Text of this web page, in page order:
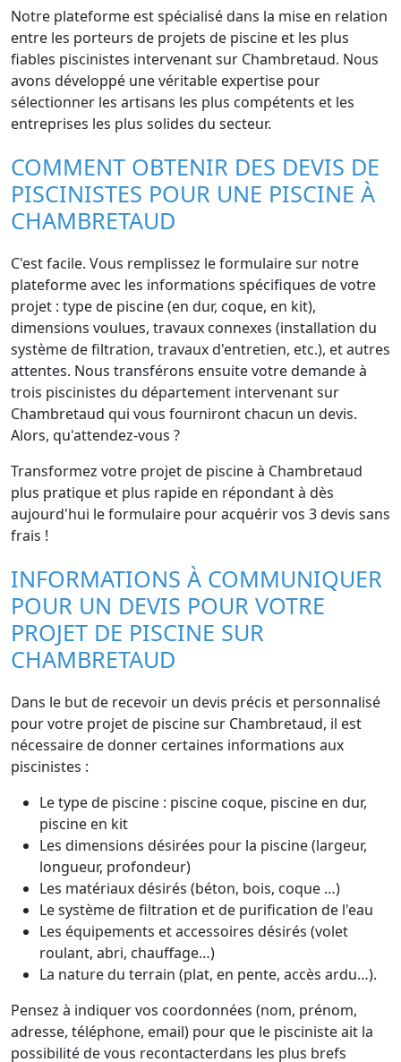
Notre plateforme est spécialisé dans la mise en relation
entre les porteurs de projets de piscine et les plus
fiables piscinistes intervenant sur Chambretaud. Nous
avons développé une véritable expertise pour
sélectionner les artisans les plus compétents et les
entreprises les plus solides du secteur.
COMMENT OBTENIR DES DEVIS DE
PISCINISTES POUR UNE PISCINE À
CHAMBRETAUD
C'est facile. Vous remplissez le formulaire sur notre
plateforme avec les informations spécifiques de votre
projet : type de piscine (en dur, coque, en kit),
dimensions voulues, travaux connexes (installation du
système de filtration, travaux d'entretien, etc.), et autres
attentes. Nous transférons ensuite votre demande à
trois piscinistes du département intervenant sur
Chambretaud qui vous fourniront chacun un devis.
Alors, qu'attendez-vous ?
Transformez votre projet de piscine à Chambretaud
plus pratique et plus rapide en répondant à dès
aujourd'hui le formulaire pour acquérir vos 3 devis sans
frais !
INFORMATIONS À COMMUNIQUER
POUR UN DEVIS POUR VOTRE
PROJET DE PISCINE SUR
CHAMBRETAUD
Dans le but de recevoir un devis précis et personnalisé
pour votre projet de piscine sur Chambretaud, il est
nécessaire de donner certaines informations aux
piscinistes :
Le type de piscine : piscine coque, piscine en dur,
piscine en kit
Les dimensions désirées pour la piscine (largeur,
longueur, profondeur)
Les matériaux désirés (béton, bois, coque …)
Le système de filtration et de purification de l'eau
Les équipements et accessoires désirés (volet
roulant, abri, chauffage…)
La nature du terrain (plat, en pente, accès ardu…).
Pensez à indiquer vos coordonnées (nom, prénom,
adresse, téléphone, email) pour que le pisciniste ait la
possibilité de vous recontacterdans les plus brefs